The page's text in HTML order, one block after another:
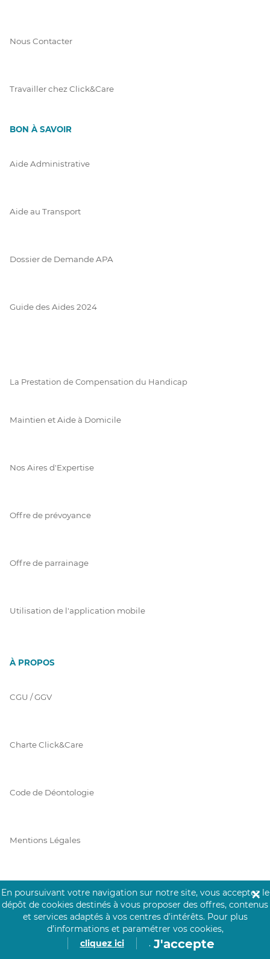
Nous Contacter
Travailler chez Click&Care
BON À SAVOIR
Aide Administrative
Aide au Transport
Dossier de Demande APA
Guide des Aides 2024
La Prestation de Compensation du Handicap
Maintien et Aide à Domicile
Nos Aires d'Expertise
Offre de prévoyance
Offre de parrainage
Utilisation de l'application mobile
À PROPOS
CGU / GGV
Charte Click&Care
Code de Déontologie
Mentions Légales
Prérequis Click&Care
Protection des Données
En poursuivant votre navigation sur notre site, vous acceptez le
dépôt de cookies destinés à vous proposer des offres, contenus
et services adaptés à vos centres d’intérêts. Pour plus
d’informations et paramétrer vos cookies,
cliquez ici
. J'accepte
✕